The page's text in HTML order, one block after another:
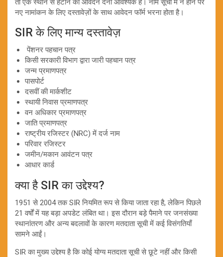
नए नामांकन के लिए दस्तावेज़ों के साथ आवेदन फॉर्म भरना होता है।
SIR के लिए मान्य दस्तावेज़
पेंशनर पहचान पत्र
किसी सरकारी विभाग द्वारा जारी पहचान पत्र
जन्म प्रमाणपत्र
पासपोर्ट
दसवीं की मार्कशीट
स्थायी निवास प्रमाणपत्र
वन अधिकार प्रमाणपत्र
जाति प्रमाणपत्र
राष्ट्रीय रजिस्टर (NRC) में दर्ज नाम
परिवार रजिस्टर
जमीन/मकान आवंटन पत्र
आधार कार्ड
क्या है SIR का उद्देश्य?
1951 से 2004 तक SIR नियमित रूप से किया जाता रहा है, लेकिन पिछले
21 वर्षों में यह बड़ा अपडेट लंबित था। इस दौरान बड़े पैमाने पर जनसंख्या
स्थानांतरण और अन्य बदलावों के कारण मतदाता सूची में कई विसंगतियाँ
सामने आईं।
SIR का मुख्य उद्देश्य है कि कोई योग्य मतदाता सूची से छूटे नहीं और किसी